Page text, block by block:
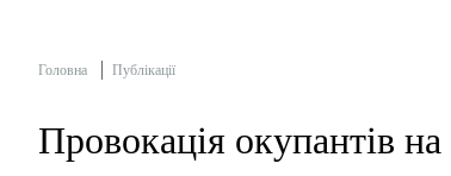
Головна Публікації
Провокація окупантів